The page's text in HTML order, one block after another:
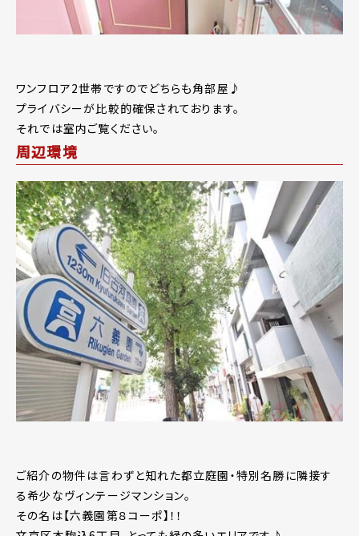
ワンフロア2世帯ですのでどちらも角部屋♪
プライバシーが比較的確保されております。
それでは室内ご覧ください。
周辺環境
ご紹介の物件は言わずと知れた都立庭園・特別名勝に隣接す
る希少なヴィンテージマンション。
その名は【六義園第８コーポ】！！